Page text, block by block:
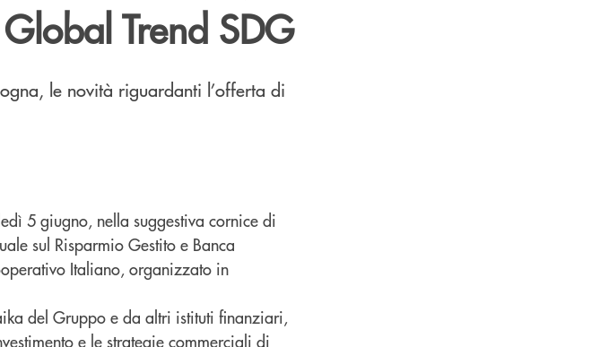
Trend SDG
le novità riguardanti l’offerta di
5 giugno, nella suggestiva cornice di
sul Risparmio Gestito e Banca
Italiano, organizzato in
del Gruppo e da altri istituti finanziari,
e le strategie commerciali di